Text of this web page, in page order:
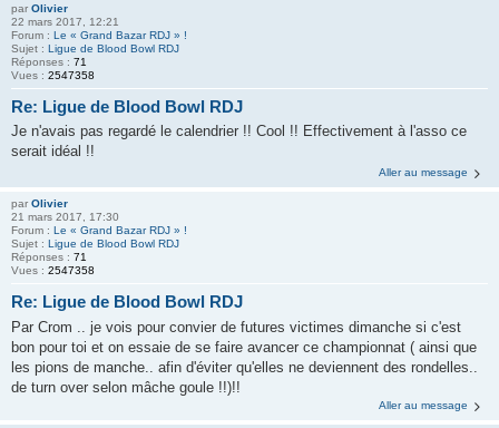
par Olivier
22 mars 2017, 12:21
Forum : Le « Grand Bazar RDJ » !
Sujet : Ligue de Blood Bowl RDJ
Réponses : 71
Vues : 2547358
Re: Ligue de Blood Bowl RDJ
Je n'avais pas regardé le calendrier !! Cool !! Effectivement à l'asso ce
serait idéal !!
Aller au message
par Olivier
21 mars 2017, 17:30
Forum : Le « Grand Bazar RDJ » !
Sujet : Ligue de Blood Bowl RDJ
Réponses : 71
Vues : 2547358
Re: Ligue de Blood Bowl RDJ
Par Crom .. je vois pour convier de futures victimes dimanche si c'est
bon pour toi et on essaie de se faire avancer ce championnat ( ainsi que
les pions de manche.. afin d'éviter qu'elles ne deviennent des rondelles..
de turn over selon mâche goule !!)!!
Aller au message